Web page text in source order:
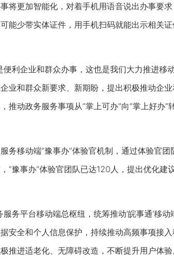
更加智能化，对着手机用语音说出办事要求
能少带实体证件，用手机扫码就能出示相关
企业和群众办事，这也是我们大力推进移
业和群众新要求、新期盼，提出积极推动企
推动政务服务事项从“掌上可办”向“掌上好办
移动端“豫事办”体验官机制，通过体验官团
“豫事办”体验官团队已达120人，提出优化建
平台移动端总枢纽，统筹推动‘皖事通’移
安全和个人信息保护，持续推动高频事项接
推进适老化、无障碍改造，不断提升用户体验